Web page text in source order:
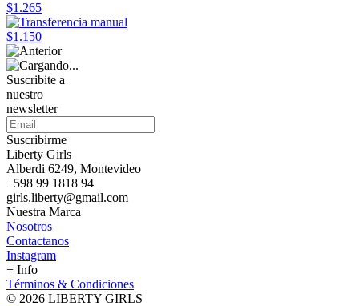
$1.265
$1.150
Suscribite a
nuestro
newsletter
Suscribirme
Liberty Girls
Alberdi 6249, Montevideo
+598 99 1818 94
girls.liberty@gmail.com
Nuestra Marca
Nosotros
Contactanos
Instagram
+ Info
Términos & Condiciones
© 2026 LIBERTY GIRLS